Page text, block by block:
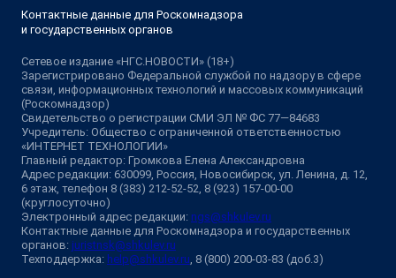
Контактные данные для Роскомнадзора
и государственных органов
Сетевое издание «НГС.НОВОСТИ» (18+)
Зарегистрировано Федеральной службой по надзору в сфере
связи, информационных технологий и массовых коммуникаций
(Роскомнадзор)
Свидетельство о регистрации СМИ ЭЛ № ФС 77—84683
Учредитель: Общество с ограниченной ответственностью
«ИНТЕРНЕТ ТЕХНОЛОГИИ»
Главный редактор: Громкова Елена Александровна
Адрес редакции: 630099, Россия, Новосибирск, ул. Ленина, д. 12,
6 этаж, телефон 8 (383) 212-52-52, 8 (923) 157-00-00
(круглосуточно)
Электронный адрес редакции: ngs@shkulev.ru
Контактные данные для Роскомнадзора и государственных
органов: juristnsk@shkulev.ru
Техподдержка: help@shkulev.ru , 8 (800) 200-03-83 (доб.3)